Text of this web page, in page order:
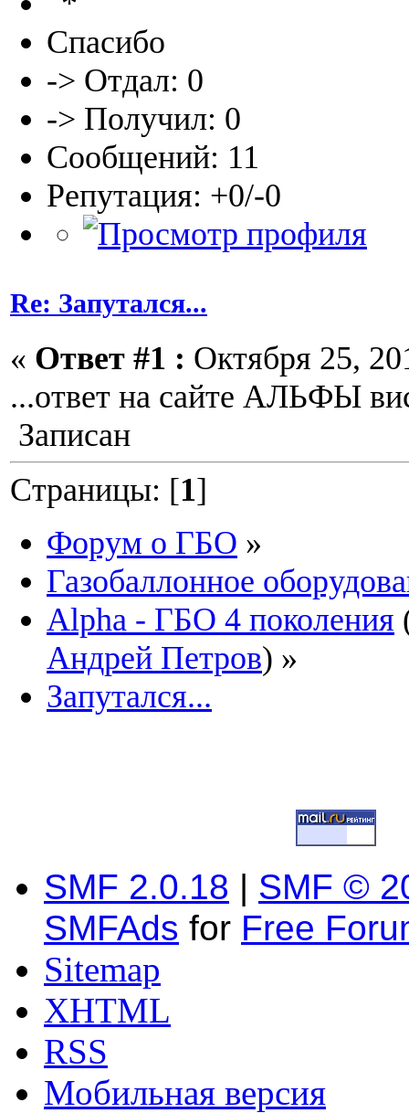
Спасибо
-> Отдал: 0
-> Получил: 0
Сообщений: 11
Репутация: +0/-0
Re: Запутался...
« Ответ #1 : Октября 25,
...ответ на сайте АЛЬФЫ
Записан
Страницы: [1]
Форум о ГБО »
Газобаллонное
Alpha - ГБО 4 поколения
Андрей Петров) »
Запутался...
SMF 2.0.18 | SMF ©
SMFAds for Free
Sitemap
XHTML
RSS
Мобильная версия